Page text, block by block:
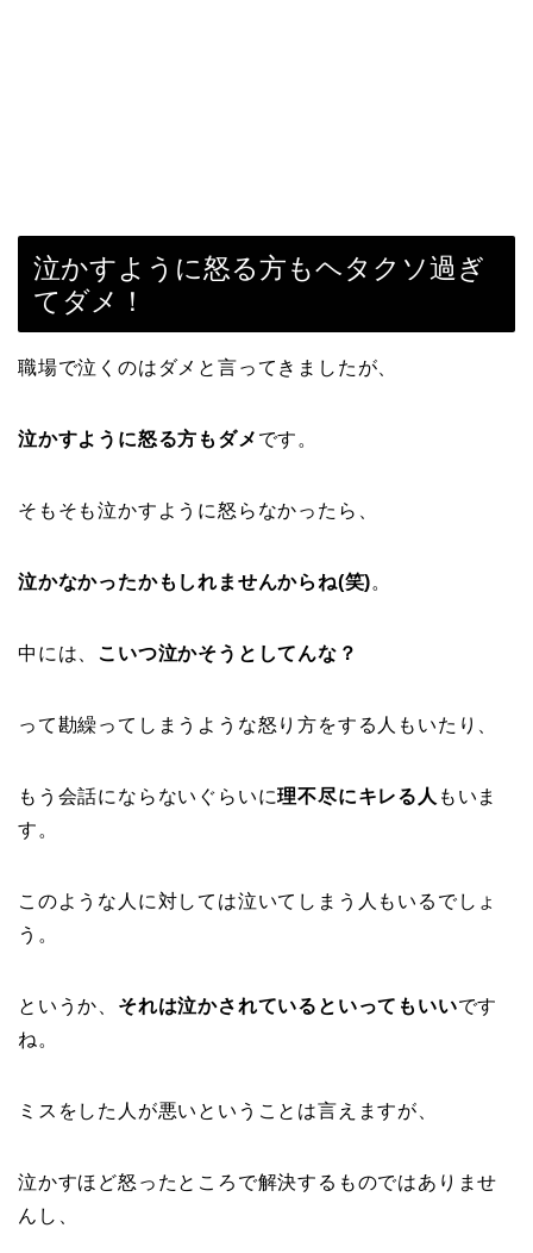
泣かすように怒る方もヘタクソ過ぎ
てダメ！
職場で泣くのはダメと言ってきましたが、
泣かすように怒る方もダメ です。
そもそも泣かすように怒らなかったら、
泣かなかったかもしれませんからね(笑)。
中には、 こいつ泣かそうとしてんな？
って勘繰ってしまうような怒り方をする人もいたり、
もう会話にならないぐらいに理不尽にキレる人 もいま
す。
このような人に対しては泣いてしまう人もいるでしょ
う。
というか、 それは泣かされているといってもいいです
ね。
ミスをした人が悪いということは言えますが、
泣かすほど怒ったところで解決するものではありませ
んし、